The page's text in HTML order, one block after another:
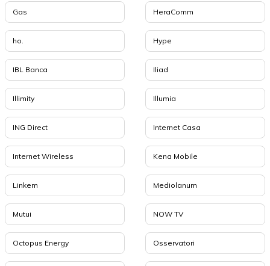
Gas HeraComm
ho. Hype
IBL Banca Iliad
Illimity Illumia
ING Direct Internet Casa
Internet Wireless Kena Mobile
Linkem Mediolanum
Mutui NOW TV
Octopus Energy Osservatori